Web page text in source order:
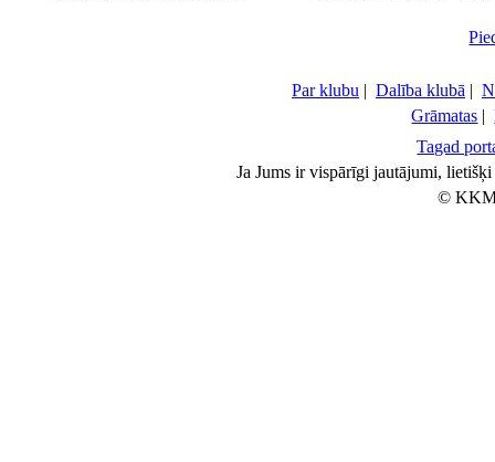
Par klubu | Dalība klubā |
Grāmatas |
Tagad
Ja Jums ir vispārīgi jautājumi,
©